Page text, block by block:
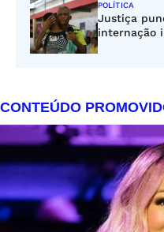
POLÍTICA
Justiça
internação